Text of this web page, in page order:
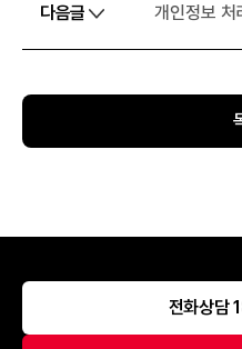
다음글
개인정보 처
전화상